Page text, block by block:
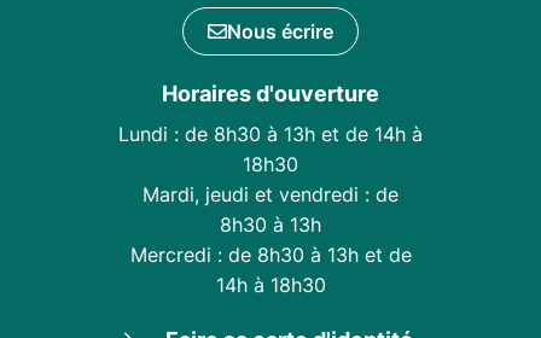
Nous écrire
Horaires d'ouverture
Lundi : de 8h30 à 13h et de 14h à
18h30
Mardi, jeudi et vendredi : de
8h30 à 13h
Mercredi : de 8h30 à 13h et de
14h à 18h30